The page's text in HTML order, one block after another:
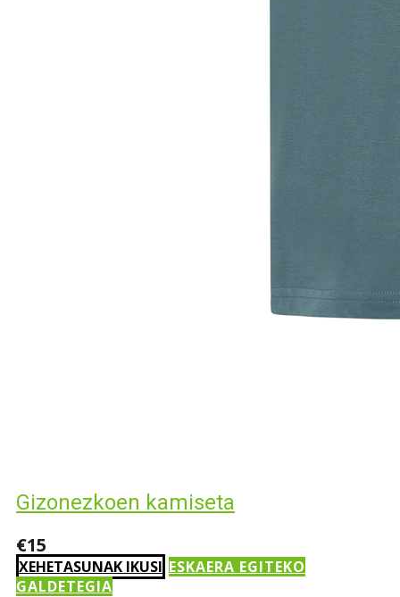
Gizonezkoen kamiseta
€15
XEHETASUNAK IKUSI ESKAERA EGITEKO
GALDETEGIA